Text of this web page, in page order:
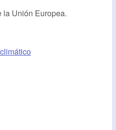
la Unión Europea.